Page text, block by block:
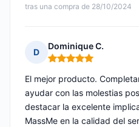
tras una compra de 28/10/2024
D
Dominique C.
Nota: 5 de 5
El mejor producto.
ayudar con las molestias
destacar la excelente
MassMe en la calidad del